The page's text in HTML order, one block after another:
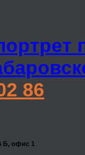
86
Б, офис 1